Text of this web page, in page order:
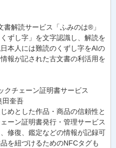
解読サービス「ふみのは®」
ずし字」を文字認識し、解読を
本人には難読のくずし字をAIの
報が記された古文書の利活用を
クチェーン証明書サービス
奎吾
めとした作品・商品の信頼性と
ーン証明書発行・管理サービス
修復、鑑定などの情報が記録可
を紐づけるためのNFCタグも